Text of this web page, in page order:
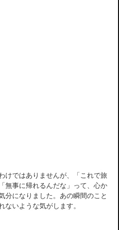
けではありませんが、「これで旅
無事に帰れるんだな」って、心か
分になりました。あの瞬間のこと
ないような気がします。